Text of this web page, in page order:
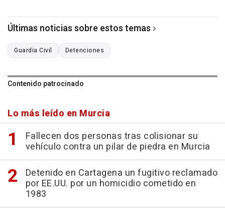
Últimas noticias sobre estos temas
Guardia Civil Detenciones
Contenido patrocinado
Lo más leído en Murcia
Fallecen dos personas tras colisionar su
vehículo contra un pilar de piedra en Murcia
Detenido en Cartagena un fugitivo reclamado
por EE.UU. por un homicidio cometido en
1983